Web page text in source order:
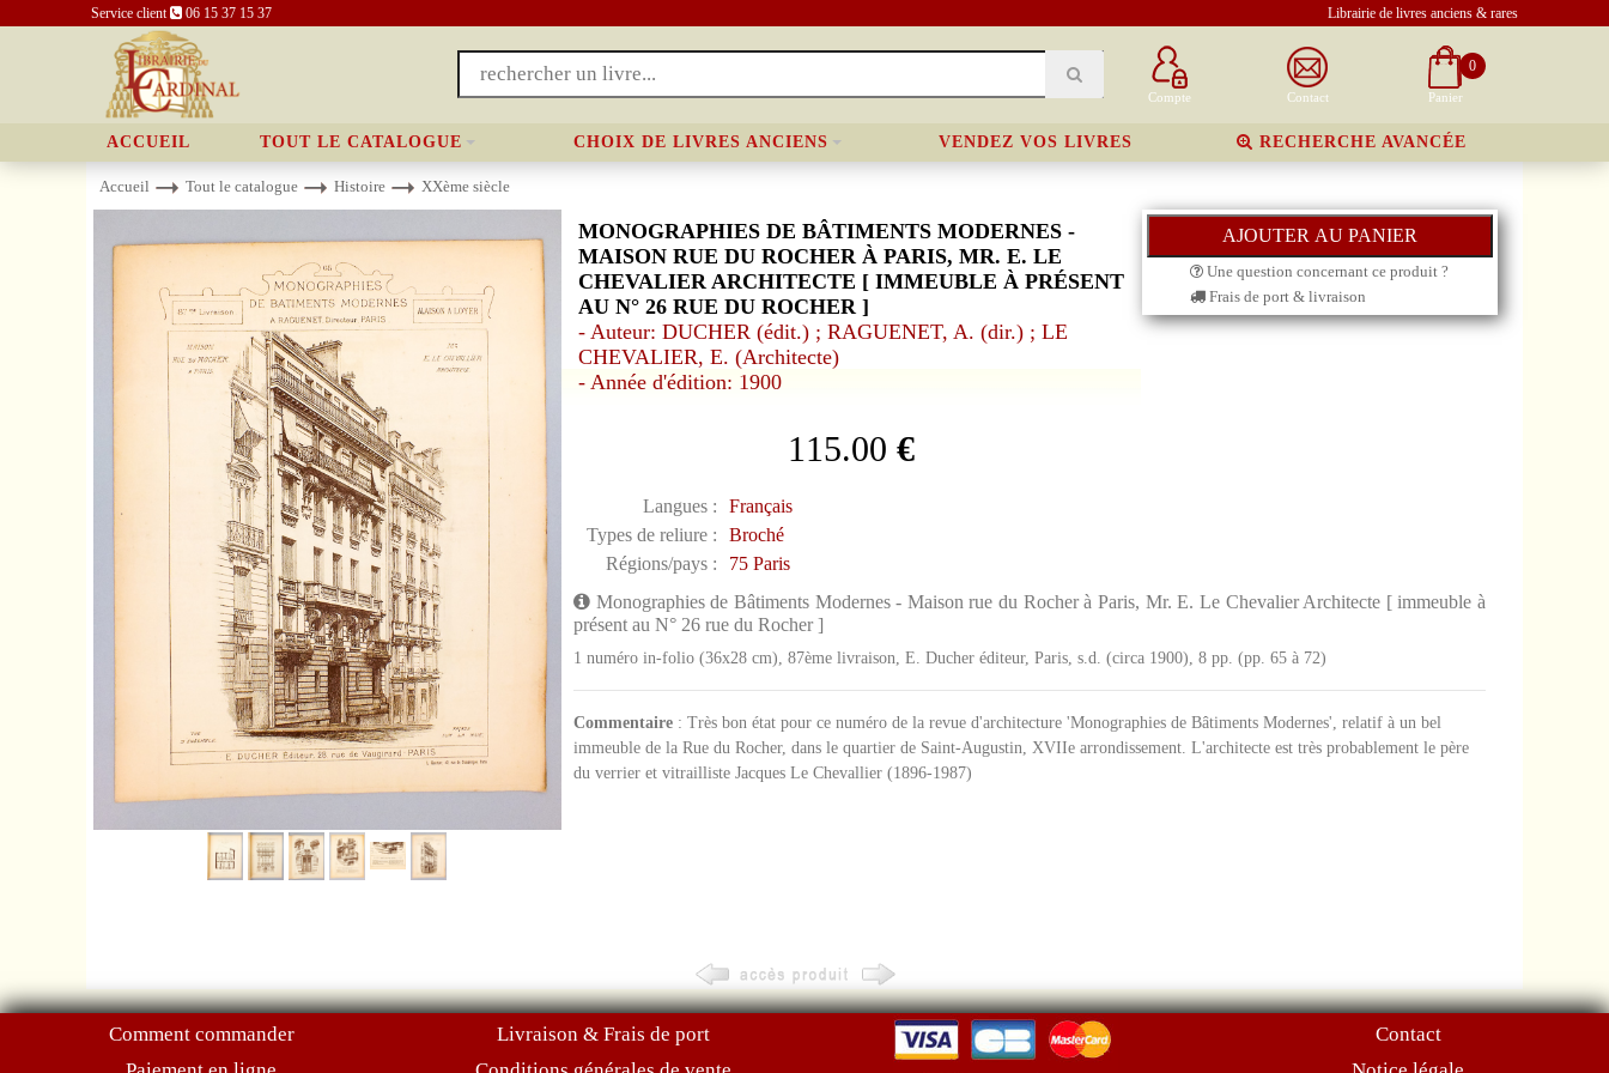
Service client 06 15 37 15 37 Librairie de livres anciens & rares
Compte Contact
0
Panier
ACCUEIL TOUT LE CATALOGUE CHOIX DE LIVRES ANCIENS VENDEZ VOS LIVRES RECHERCHE AVANCÉE
Accueil Tout le catalogue Histoire XXème siècle
MONOGRAPHIES DE BÂTIMENTS MODERNES -
MAISON RUE DU ROCHER À PARIS, MR. E. LE
CHEVALIER ARCHITECTE [ IMMEUBLE À PRÉSENT
AU N° 26 RUE DU ROCHER ]
- Auteur: DUCHER (édit.) ; RAGUENET, A. (dir.) ; LE
CHEVALIER, E. (Architecte)
- Année d'édition: 1900
115.00 €
Langues :
Français
Types de reliure :
Broché
Régions/pays :
75 Paris
Une question concernant ce produit ?
Frais de port & livraison
Monographies de Bâtiments Modernes - Maison rue du Rocher à Paris, Mr. E. Le Chevalier Architecte [ immeuble à
présent au N° 26 rue du Rocher ]
1 numéro in-folio (36x28 cm), 87ème livraison, E. Ducher éditeur, Paris, s.d. (circa 1900), 8 pp. (pp. 65 à 72)
Commentaire: Très bon état pour ce numéro de la revue d'architecture 'Monographies de Bâtiments Modernes', relatif à un bel
immeuble de la Rue du Rocher, dans le quartier de Saint-Augustin, XVIIe arrondissement. L'architecte est très probablement le père
du verrier et vitrailliste Jacques Le Chevallier (1896-1987)
Comment commander
Livraison & Frais de port
Contact